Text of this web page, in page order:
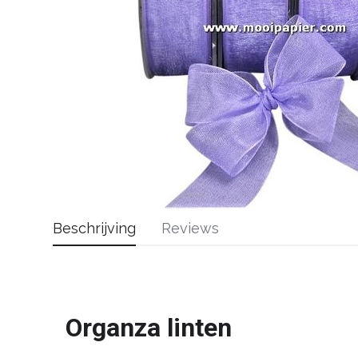
Beschrijving
Organza linten
Reviews